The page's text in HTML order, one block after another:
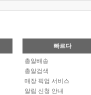
빠르다
총알배송
총알검색
매장 픽업 서비스
알림 신청 안내